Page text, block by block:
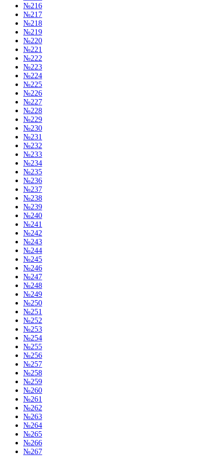
№216
№217
№218
№219
№220
№221
№222
№223
№224
№225
№226
№227
№228
№229
№230
№231
№232
№233
№234
№235
№236
№237
№238
№239
№240
№241
№242
№243
№244
№245
№246
№247
№248
№249
№250
№251
№252
№253
№254
№255
№256
№257
№258
№259
№260
№261
№262
№263
№264
№265
№266
№267